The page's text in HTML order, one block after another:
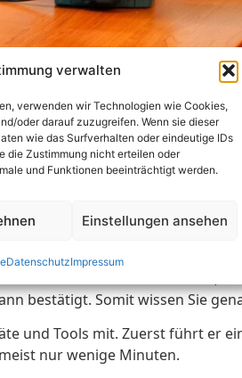
verwalten
verwenden wir Technologien wie Cookies,
oder darauf zuzugreifen. Wenn sie dieser
wie das Surfverhalten oder eindeutige IDs
die Zustimmung nicht erteilen oder
und Funktionen beeinträchtigt werden.
Einstellungen ansehen
DatenschutzImpressum
einen zertifizierten Elektriker,
bestätigt. Somit wissen Sie
und Tools mit. Zuerst führt er
nur wenige Minuten.